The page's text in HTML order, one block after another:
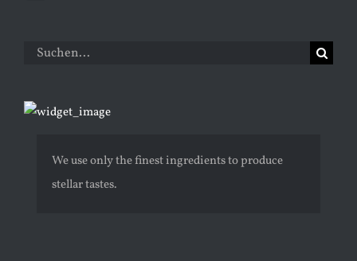
Suche
We use only the finest ingredients to produce
stellar tastes.